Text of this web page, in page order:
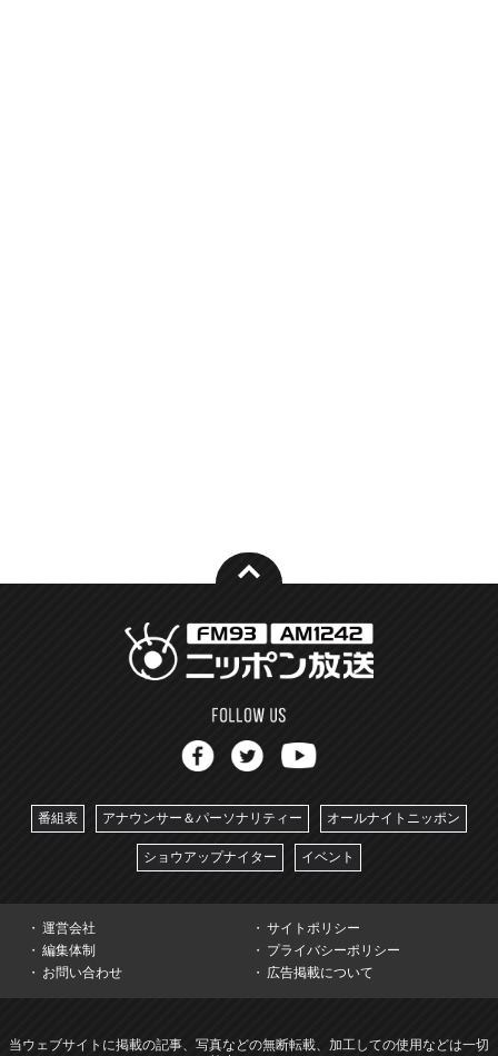
番組表 アナウンサー＆パーソナリティー オールナイトニッポン
ショウアップナイター イベント
運営会社
サイトポリシー
編集体制
プライバシーポリシー
お問い合わせ
広告掲載について
当ウェブサイトに掲載の記事、写真などの無断転載、加工しての使用などは一切